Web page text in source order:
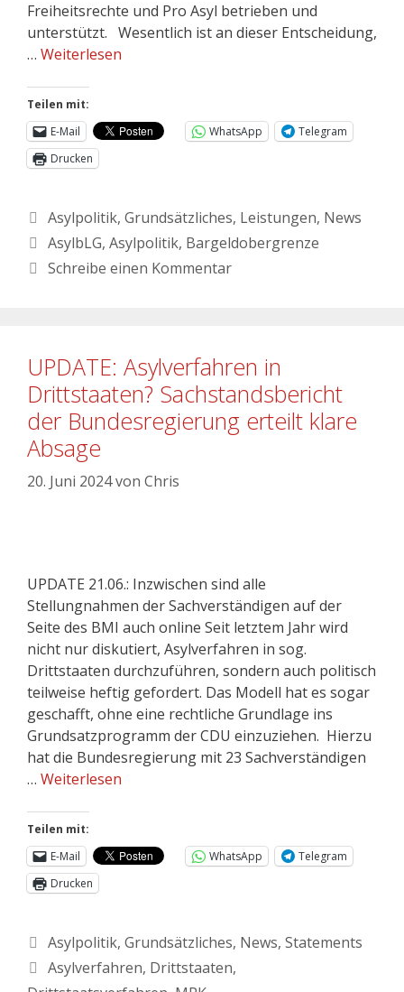
Freiheitsrechte und Pro Asyl betrieben und
unterstützt. Wesentlich ist an dieser Entscheidung,
… Weiterlesen
Teilen mit:
E-Mail
WhatsApp
Telegram
Drucken
Asylpolitik, Grundsätzliches, Leistungen, News
AsylbLG, Asylpolitik, Bargeldobergrenze
Schreibe einen Kommentar
UPDATE: Asylverfahren in
Drittstaaten? Sachstandsbericht
der Bundesregierung erteilt klare
Absage
20. Juni 2024von Chris
UPDATE 21.06.: Inzwischen sind alle
Stellungnahmen der Sachverständigen auf der
Seite des BMI auch online Seit letztem Jahr wird
nicht nur diskutiert, Asylverfahren in sog.
Drittstaaten durchzuführen, sondern auch politisch
teilweise heftig gefordert. Das Modell hat es sogar
geschafft, ohne eine rechtliche Grundlage ins
Grundsatzprogramm der CDU einzuziehen. Hierzu
hat die Bundesregierung mit 23 Sachverständigen
… Weiterlesen
Teilen mit:
E-Mail
WhatsApp
Telegram
Drucken
Asylpolitik, Grundsätzliches, News, Statements
Asylverfahren, Drittstaaten,